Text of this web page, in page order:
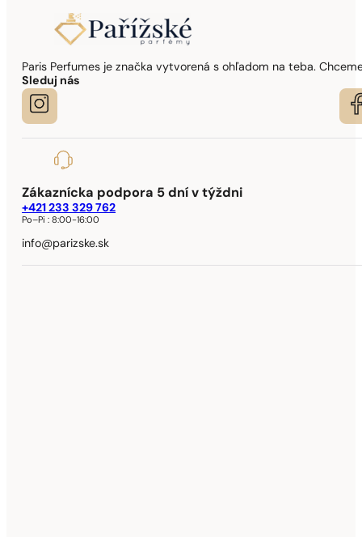
Paris Perfumes je značka vytvorená s ohľadom na teba.
Sleduj nás
Zákaznícka podpora 5 dní v týždni
+421 233 329 762
Po–Pi :8:00-16:00
info@parizske.sk